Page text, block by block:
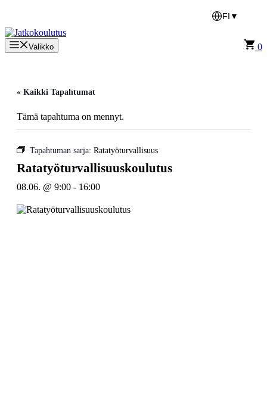
FI ▼
Valikko 0
« Kaikki Tapahtumat
Tämä tapahtuma on mennyt.
Tapahtuman sarja: Ratatyöturvallisuus
Ratatyöturvallisuuskoulutus
08.06. @ 9:00 - 16:00